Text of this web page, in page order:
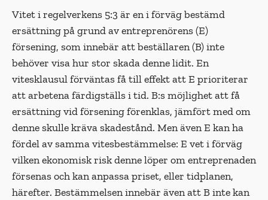
Vitet i regelverkens 5:3 är en i förväg bestämd
ersättning på grund av entreprenörens (E)
försening, som innebär att beställaren (B) inte
behöver visa hur stor skada denne lidit. En
vitesklausul förväntas få till effekt att E prioriterar
att arbetena färdigställs i tid. B:s möjlighet att få
ersättning vid försening förenklas, jämfört med om
denne skulle kräva skadestånd. Men även E kan ha
fördel av samma vitesbestämmelse: E vet i förväg
vilken ekonomisk risk denne löper om entreprenaden
försenas och kan anpassa priset, eller tidplanen,
härefter. Bestämmelsen innebär även att B inte kan